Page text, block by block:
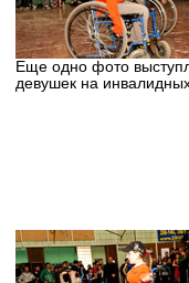
Еще одно фото
девушек на